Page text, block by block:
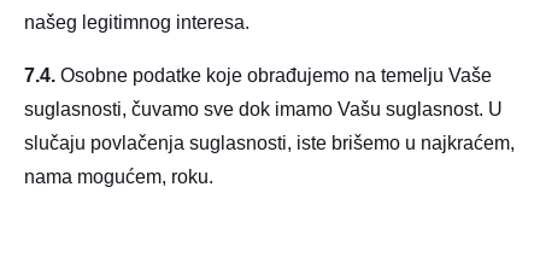
našeg legitimnog interesa.
7.4. Osobne podatke koje obrađujemo na temelju Vaše
suglasnosti, čuvamo sve dok imamo Vašu suglasnost. U
slučaju povlačenja suglasnosti, iste brišemo u najkraćem,
nama mogućem, roku.